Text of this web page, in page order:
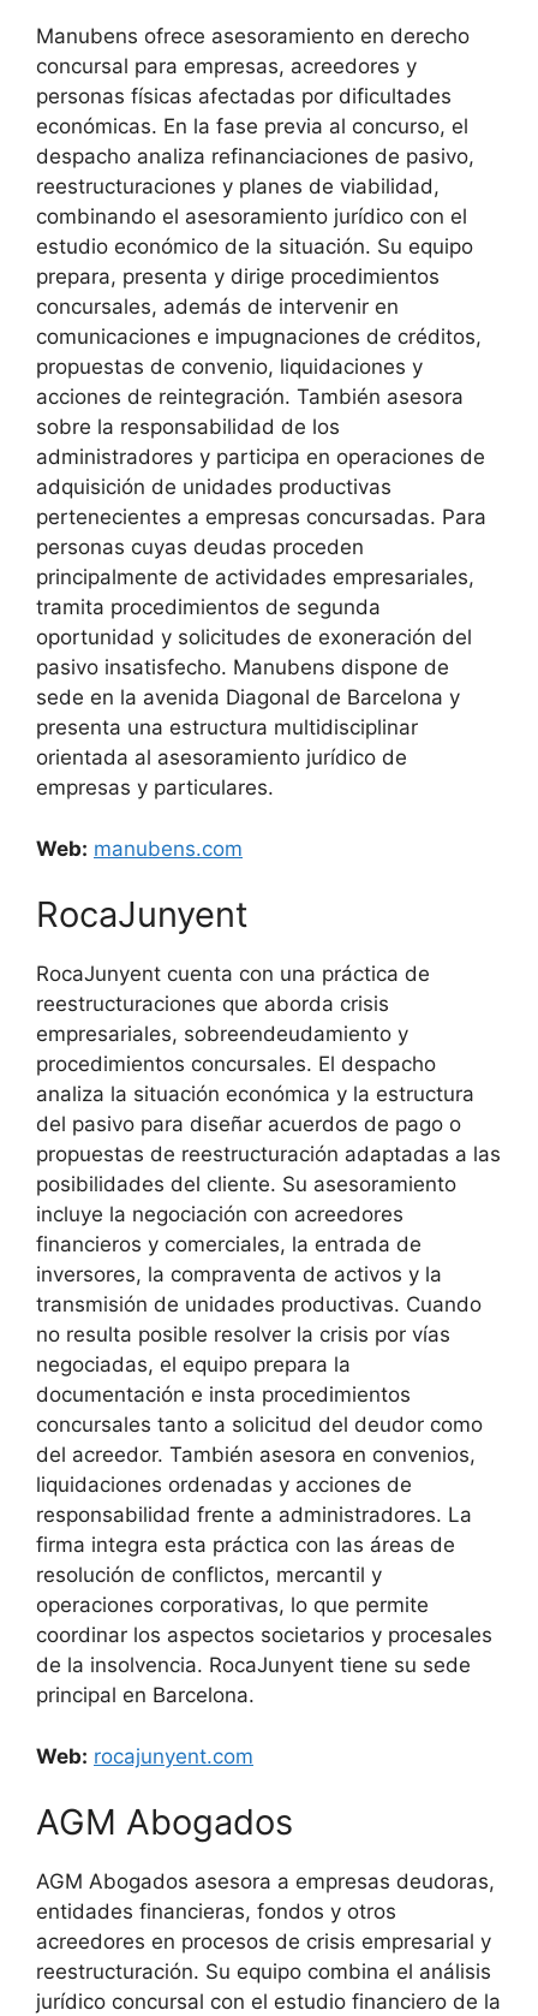
Manubens ofrece asesoramiento en derecho
concursal para empresas, acreedores y
personas físicas afectadas por dificultades
económicas. En la fase previa al concurso, el
despacho analiza refinanciaciones de pasivo,
reestructuraciones y planes de viabilidad,
combinando el asesoramiento jurídico con el
estudio económico de la situación. Su equipo
prepara, presenta y dirige procedimientos
concursales, además de intervenir en
comunicaciones e impugnaciones de créditos,
propuestas de convenio, liquidaciones y
acciones de reintegración. También asesora
sobre la responsabilidad de los
administradores y participa en operaciones de
adquisición de unidades productivas
pertenecientes a empresas concursadas. Para
personas cuyas deudas proceden
principalmente de actividades empresariales,
tramita procedimientos de segunda
oportunidad y solicitudes de exoneración del
pasivo insatisfecho. Manubens dispone de
sede en la avenida Diagonal de Barcelona y
presenta una estructura multidisciplinar
orientada al asesoramiento jurídico de
empresas y particulares.
Web: manubens.com
RocaJunyent
RocaJunyent cuenta con una práctica de
reestructuraciones que aborda crisis
empresariales, sobreendeudamiento y
procedimientos concursales. El despacho
analiza la situación económica y la estructura
del pasivo para diseñar acuerdos de pago o
propuestas de reestructuración adaptadas a las
posibilidades del cliente. Su asesoramiento
incluye la negociación con acreedores
financieros y comerciales, la entrada de
inversores, la compraventa de activos y la
transmisión de unidades productivas. Cuando
no resulta posible resolver la crisis por vías
negociadas, el equipo prepara la
documentación e insta procedimientos
concursales tanto a solicitud del deudor como
del acreedor. También asesora en convenios,
liquidaciones ordenadas y acciones de
responsabilidad frente a administradores. La
firma integra esta práctica con las áreas de
resolución de conflictos, mercantil y
operaciones corporativas, lo que permite
coordinar los aspectos societarios y procesales
de la insolvencia. RocaJunyent tiene su sede
principal en Barcelona.
Web: rocajunyent.com
AGM Abogados
AGM Abogados asesora a empresas deudoras,
entidades financieras, fondos y otros
acreedores en procesos de crisis empresarial y
reestructuración. Su equipo combina el análisis
jurídico concursal con el estudio financiero de la